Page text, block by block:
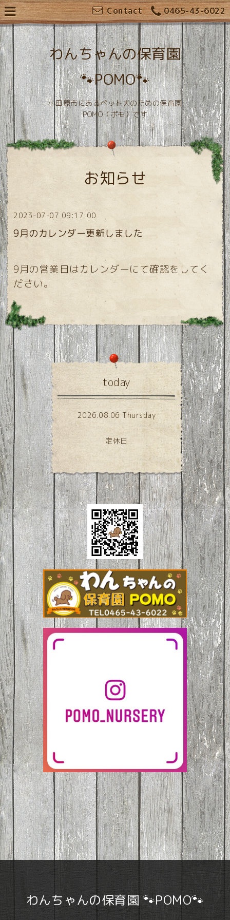
0465-43-6022
Contact
わんちゃんの保育園
🐾POMO🐾
小田原市にあるペット犬のための保育園
POMO（ポモ）です
お知らせ
2023-07-07 09:17:00
9月のカレンダー更新しました
9月の営業日はカレンダーにて確認をしてく
ださい。
today
2026.08.06 Thursday
定休日
わんちゃんの保育園 🐾POMO🐾